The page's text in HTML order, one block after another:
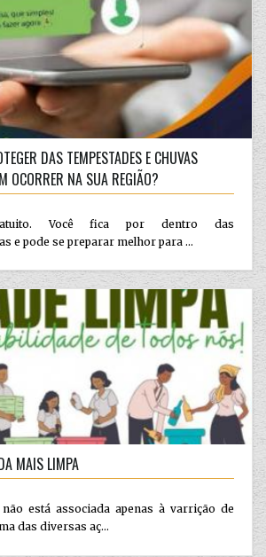
DAS TEMPESTADES E CHUVAS
OCORRER NA SUA REGIÃO?
Você fica por dentro das
e pode se preparar melhor para ...
MAIS LIMPA
está associada apenas à varrição de
das diversas aç...